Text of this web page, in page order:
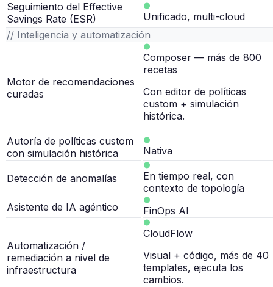
Seguimiento del Effective
Savings Rate (ESR)
Unificado, multi-cloud
// Inteligencia y automatización
Motor de recomendaciones
curadas
Composer — más de 800
recetas
Con editor de políticas
custom + simulación
histórica.
Autoría de políticas custom
con simulación histórica
Nativa
Detección de anomalías
En tiempo real, con
contexto de topología
Asistente de IA agéntico
FinOps AI
Automatización /
remediación a nivel de
infraestructura
CloudFlow
Visual + código, más de 40
templates, ejecuta los
cambios.